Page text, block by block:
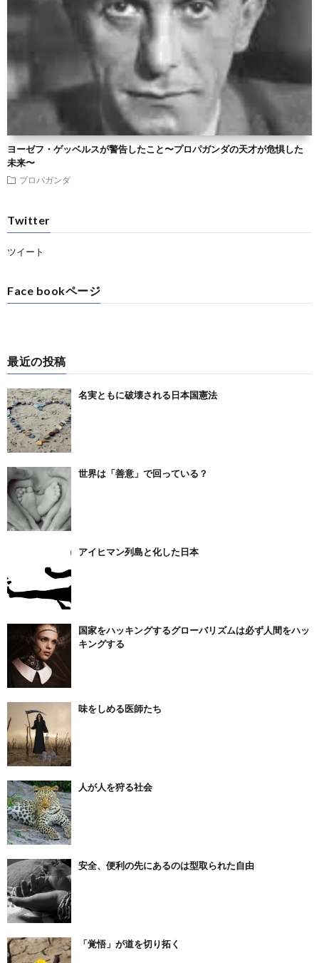
ヨーゼフ・ゲッベルスが警告したこと〜プロパガンダの天才が危惧した
未来〜
プロパガンダ
Twitter
ツイート
Face bookページ
最近の投稿
名実ともに破壊される日本国憲法
世界は「善意」で回っている？
アイヒマン列島と化した日本
国家をハッキングするグローバリズムは必ず人間をハッ
キングする
味をしめる医師たち
人が人を狩る社会
安全、便利の先にあるのは型取られた自由
「覚悟」が道を切り拓く